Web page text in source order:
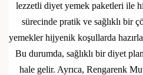
lezzetli diyet yemek paketleri ile
sürecinde pratik ve sağlıklı bir
yemekler hijyenik koşullarda
Bu durumda, sağlıklı bir diyet
hale gelir. Ayrıca, Rengarenk